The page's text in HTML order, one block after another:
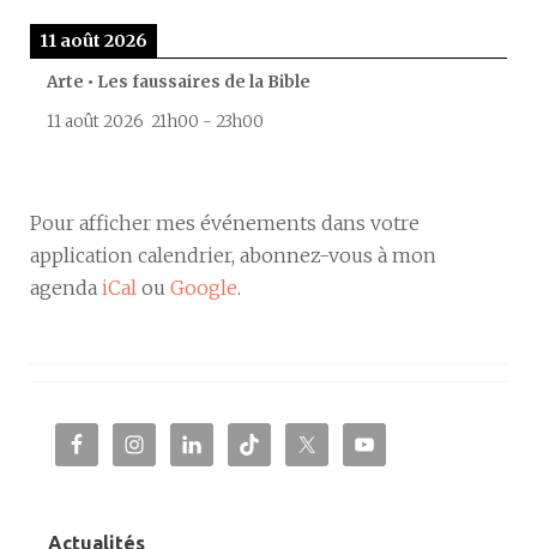
11 août 2026
Arte • Les faussaires de la Bible
11 août 2026 21h00 - 23h00
Pour afficher mes événements dans votre
application calendrier, abonnez-vous à mon
agenda iCal ou Google.
Actualités